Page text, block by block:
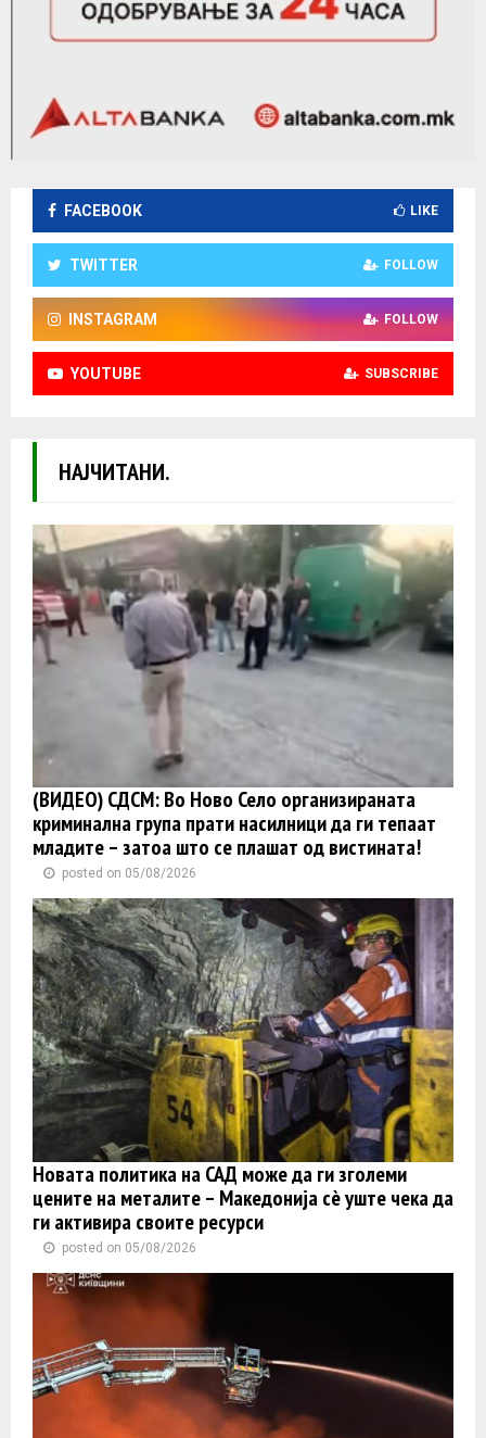
FACEBOOK LIKE
TWITTER FOLLOW
INSTAGRAM FOLLOW
YOUTUBE SUBSCRIBE
НАЈЧИТАНИ.
(ВИДЕО) СДСМ: Во Ново Село организираната
криминална група прати насилници да ги тепаат
младите – затоа што се плашат од вистината!
posted on 05/08/2026
Новата политика на САД може да ги зголеми
цените на металите – Македонија сè уште чека да
ги активира своите ресурси
posted on 05/08/2026